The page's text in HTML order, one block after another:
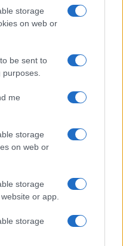
storage
on web or
be sent to
me
storage
on web or
storage
or app.
storage
Izklop elektrike: 429.
Ravne - Območje
Prisoje
Vuzenica - Območje
Ravne - Območje Prevalje